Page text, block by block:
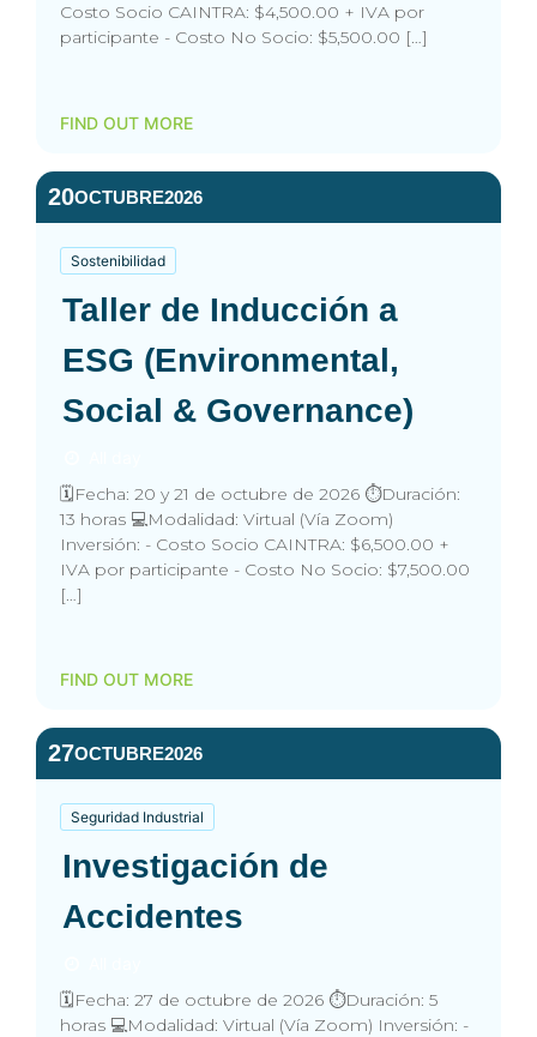
Costo Socio CAINTRA: $4,500.00 + IVA por
participante - Costo No Socio: $5,500.00 […]
FIND OUT MORE
20OCTUBRE2026
Sostenibilidad
Taller de Inducción a
ESG (Environmental,
Social & Governance)
🗓️Fecha: 20 y 21 de octubre de 2026 ⏱️Duración:
13 horas 💻Modalidad: Virtual (Vía Zoom)
Inversión: - Costo Socio CAINTRA: $6,500.00 +
IVA por participante - Costo No Socio: $7,500.00
[…]
FIND OUT MORE
27OCTUBRE2026
Seguridad Industrial
Investigación de
Accidentes
🗓️Fecha: 27 de octubre de 2026 ⏱️Duración: 5
horas 💻Modalidad: Virtual (Vía Zoom) Inversión: -